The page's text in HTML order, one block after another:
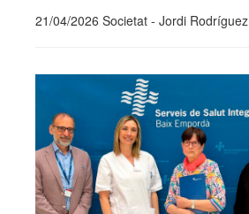
21/04/2026 Societat - Jordi Rodríguez